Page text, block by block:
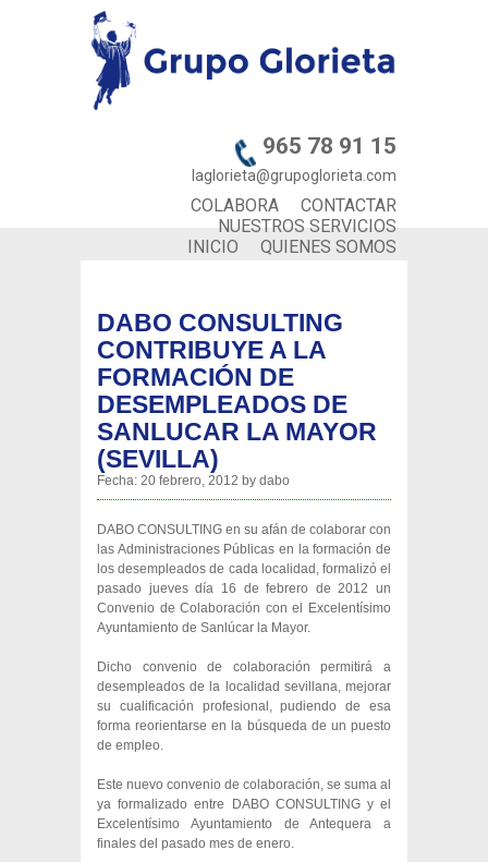
965 78 91 15
laglorieta@grupoglorieta.com
CONTACTAR
COLABORA
NUESTROS SERVICIOS
QUIENES SOMOS
INICIO
DABO CONSULTING
CONTRIBUYE A LA
FORMACIÓN DE
DESEMPLEADOS DE
SANLUCAR LA MAYOR
(SEVILLA)
Fecha: 20 febrero, 2012 by dabo
DABO CONSULTING en su afán de colaborar con
las Administraciones Públicas en la formación de
los desempleados de cada localidad, formalizó el
pasado jueves día 16 de febrero de 2012 un
Convenio de Colaboración con el Excelentísimo
Ayuntamiento de Sanlúcar la Mayor.
Dicho convenio de colaboración permitirá a
desempleados de la localidad sevillana, mejorar
su cualificación profesional, pudiendo de esa
forma reorientarse en la búsqueda de un puesto
de empleo.
Este nuevo convenio de colaboración, se suma al
ya formalizado entre DABO CONSULTING y el
Excelentísimo Ayuntamiento de Antequera a
finales del pasado mes de enero.